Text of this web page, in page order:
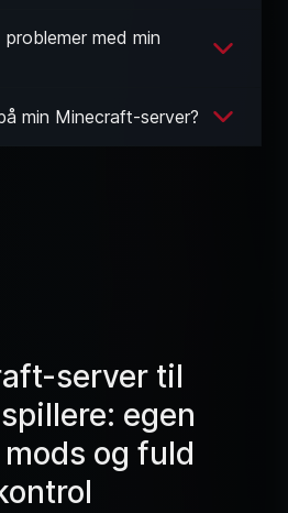
med min
min Minecraft-server?
server til
egen
og fuld